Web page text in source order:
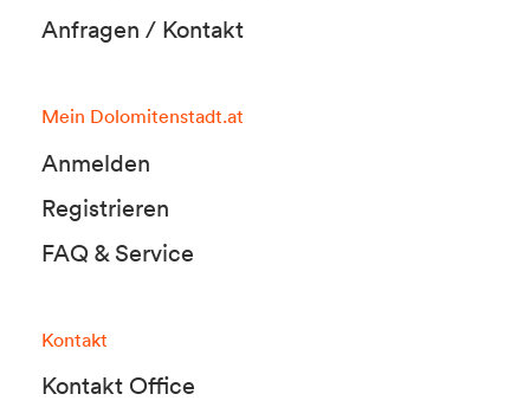
Anfragen / Kontakt
Mein Dolomitenstadt.at
Anmelden
Registrieren
FAQ & Service
Kontakt
Kontakt Office